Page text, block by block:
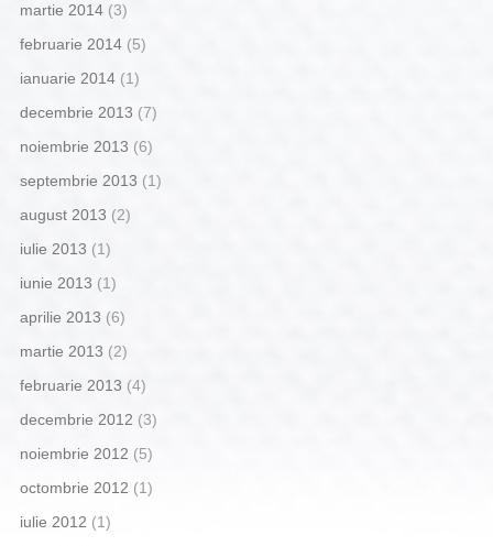
martie 2014(3)
februarie 2014(5)
ianuarie 2014(1)
decembrie 2013 (7)
noiembrie 2013 (6)
septembrie 2013 (1)
august 2013 (2)
iulie 2013 (1)
iunie 2013 (1)
aprilie 2013 (6)
martie 2013 (2)
februarie 2013 (4)
decembrie 2012 (3)
noiembrie 2012 (5)
octombrie 2012 (1)
iulie 2012 (1)